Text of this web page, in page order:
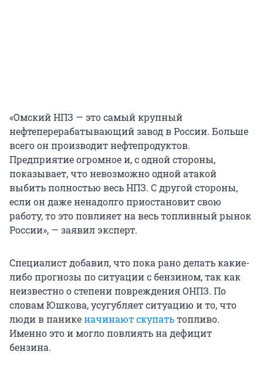
«Омский НПЗ — это самый крупный
нефтеперерабатывающий завод в России. Больше
всего он производит нефтепродуктов.
Предприятие огромное и, с одной стороны,
показывает, что невозможно одной атакой
выбить полностью весь НПЗ. С другой стороны,
если он даже ненадолго приостановит свою
работу, то это повлияет на весь топливный рынок
России», — заявил эксперт.
Специалист добавил, что пока рано делать какие-
либо прогнозы по ситуации с бензином, так как
неизвестно о степени повреждения ОНПЗ. По
словам Юшкова, усугубляет ситуацию и то, что
люди в паникеначинают скупатьтопливо.
Именно это и могло повлиять на дефицит
бензина.